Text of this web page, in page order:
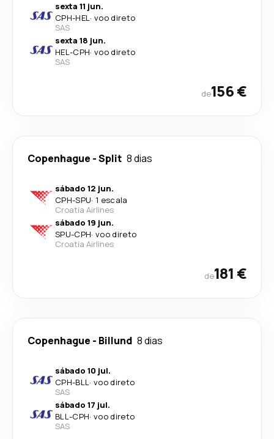
sexta 11 jun.
CPH-HEL· voo direto
SAS
sexta 18 jun.
HEL-CPH· voo direto
SAS
de156 €
Copenhague -Split 8 dias
sábado 12 jun.
CPH-SPU· 1 escala
Croatia Airlines
sábado 19 jun.
SPU-CPH· voo direto
Croatia Airlines
de181 €
Copenhague - Billund 8 dias
sábado 10 jul.
CPH-BLL· voo direto
SAS
sábado 17 jul.
BLL-CPH· voo direto
SAS